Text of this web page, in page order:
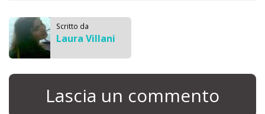
Scritto da
Laura Villani
Lascia un commento